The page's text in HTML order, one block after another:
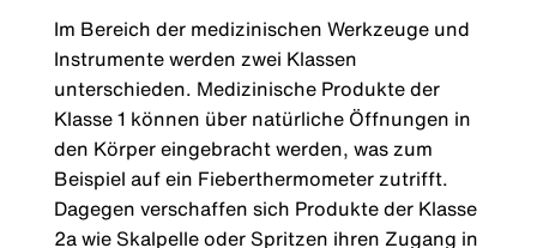
Im Bereich der medizinischen Werkzeuge und
Instrumente werden zwei Klassen
unterschieden. Medizinische Produkte der
Klasse 1 können über natürliche Öffnungen in
den Körper eingebracht werden, was zum
Beispiel auf ein Fieberthermometer zutrifft.
Dagegen verschaffen sich Produkte der Klasse
2a wie Skalpelle oder Spritzen ihren Zugang in